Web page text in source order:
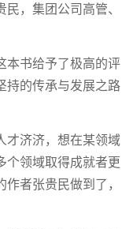
，集团公司高管、
本书给予了极高的评
持的传承与发展之路
才济济，想在某领域
个领域取得成就者更
者张贵民做到了，